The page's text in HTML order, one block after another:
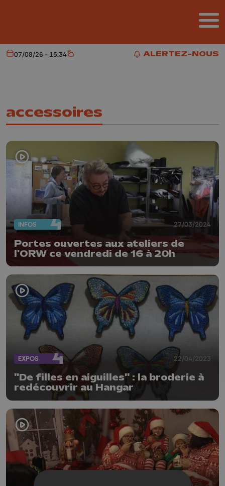
ALERTEZ-NOUS
ALERTEZ-NOUS
Aujourd'hui
07/08/26 - 15:34 Météo
accessoires
INFOS 27/03/2024
Portes ouvertes aux ateliers de
l'ORW ce vendredi de 16 à 20h
EXPOS 22/04/2023
"De filles en aiguilles" : la broderie à
redécouvrir au Hangar